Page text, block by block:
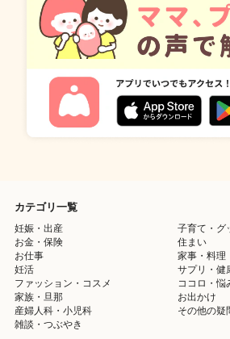
カテゴリ一覧
妊娠・出産
子育て・グ
お金・保険
住まい
お仕事
家事・料理
妊活
サプリ・健
ファッション・コスメ
ココロ・悩
家族・旦那
お出かけ
産婦人科・小児科
その他の疑
雑談・つぶやき